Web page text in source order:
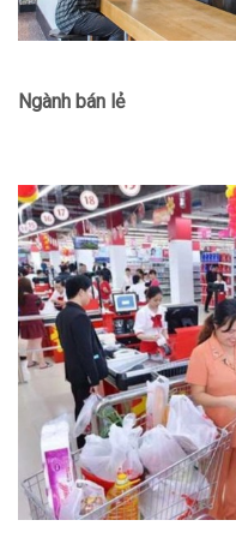
Ngành bán lẻ